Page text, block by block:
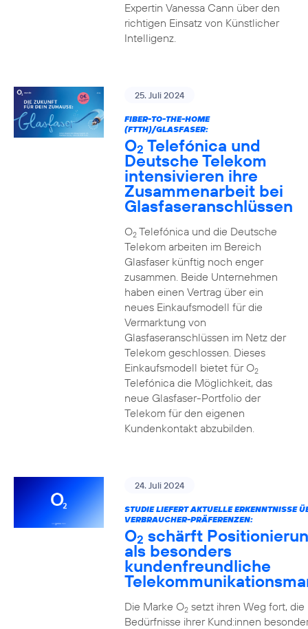
Expertin Vanessa Cann über den
richtigen Einsatz von Künstlicher
Intelligenz.
25. Juli 2024
FIBER-TO-THE-HOME
(FTTH)/GLASFASER:
O2 Telefónica und
Deutsche Telekom
intensivieren ihre
Zusammenarbeit bei
Glasfaseranschlüssen
O2Telefónica und die Deutsche
Telekom arbeiten im Bereich
Glasfaser künftig noch enger
zusammen. Beide Unternehmen
haben einen Vertrag über ein
neues Einkaufsmodell für die
Vermarktung von
Glasfaseranschlüssen im Netz der
Telekom geschlossen. Dieses
Einkaufsmodell bietet für O2
Telefónica die Möglichkeit, das
neue Glasfaser-Portfolio der
Telekom für den eigenen
Kundenkontakt abzubilden.
24. Juli 2024
STUDIE LIEFERT AKTUELLE ERKENNTNISSE
VERBRAUCHER-PRÄFERENZEN:
O2 schärft
als besonders
kundenfreundliche
Die Marke O2setzt ihren Weg fort, die
Bedürfnisse ihrer Kund:innen